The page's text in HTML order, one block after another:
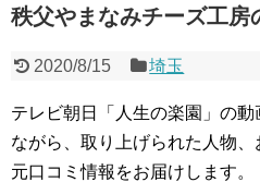
秩父やまなみチーズ工房
2020/8/15 埼玉
テレビ朝日「人生の楽園」の
ながら、取り上げられた人物
元口コミ情報をお届けします。